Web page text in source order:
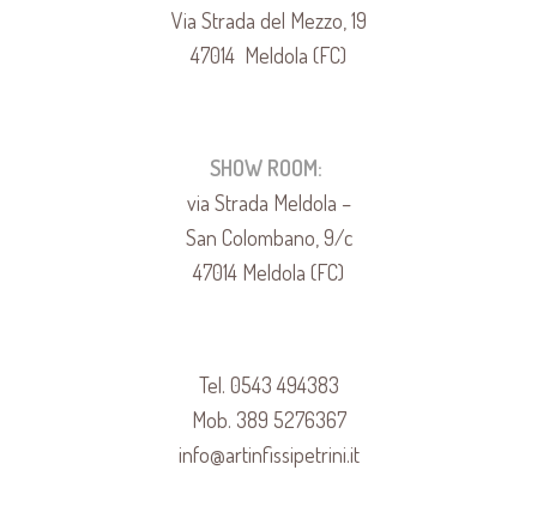
Via Strada del Mezzo, 19
47014 Meldola (FC)
SHOW ROOM:
via Strada Meldola –
San Colombano, 9/c
47014 Meldola (FC)
Tel. 0543 494383
Mob. 389 5276367
info@artinfissipetrini.it